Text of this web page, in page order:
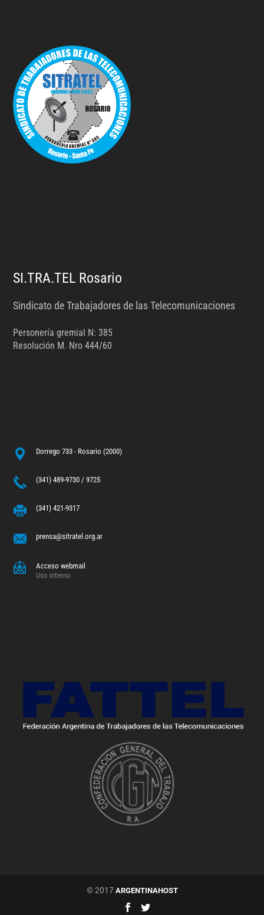
SI.TRA.TEL Rosario
Sindicato de Trabajadores de las Telecomunicaciones
Personería gremial N: 385
Resolución M. Nro 444/60
Dorrego 733 - Rosario (2000)
(341) 489-9730 / 9725
(341) 421-9317
prensa@sitratel.org.ar
Acceso webmail
Uso interno
© 2017 ARGENTINAHOST